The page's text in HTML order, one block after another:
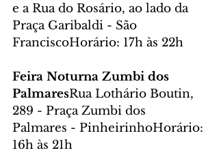
e a Rua do Rosário, ao lado da
Praça Garibaldi - São
FranciscoHorário: 17h às 22h
Feira Noturna Zumbi dos
PalmaresRua Lothário Boutin,
289 - Praça Zumbi dos
Palmares - PinheirinhoHorário:
16h às 21h